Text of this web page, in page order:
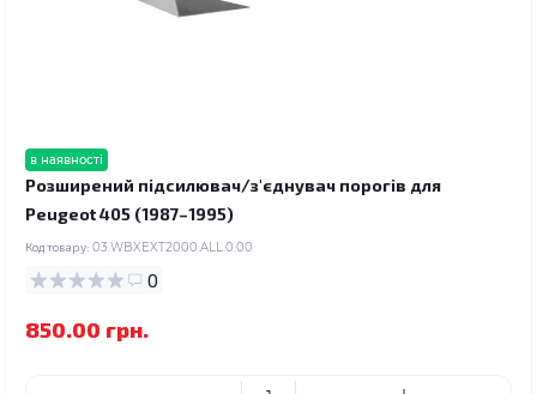
в наявності
Розширений підсилювач/з'єднувач порогів для
Peugeot 405 (1987–1995)
Код товару: 03.WBXEXT2000.ALL.0.00
0
850.00 грн.